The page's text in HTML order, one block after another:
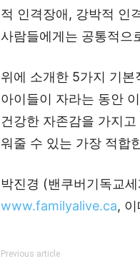
적 인격장애, 강박적 인
사람들에게는 공통적으
위에 소개한 5가지 기
아이들이 자라는 동안
건강한 자존감을 가지
워줄 수 있는 가장 적합
박진경 (밴쿠버기독교
www.familyalive.ca,
Previous article